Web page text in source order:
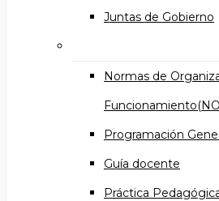
Juntas de Gobierno
Normas de
Programación
Guía docente
Práctica